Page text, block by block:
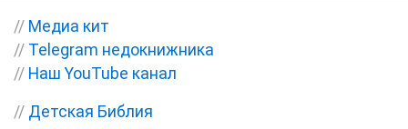
// Медиа кит
// Telegram недокнижника
// Наш YouTube канал
// Детская Библия